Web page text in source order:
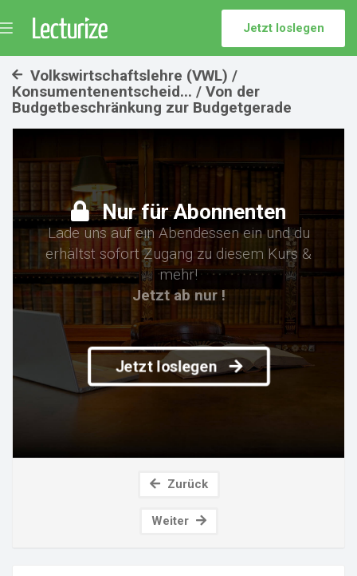
Jetzt loslegen
Volkswirtschaftslehre (VWL) /
Konsumentenentscheid... / Von der
Budgetbeschränkung zur Budgetgerade
Nur für Abonnenten
Lade uns auf ein Abendessen ein und du
erhältst sofort Zugang zu diesem Kurs &
mehr!
Jetzt ab nur !
Jetzt loslegen
Zurück
Weiter